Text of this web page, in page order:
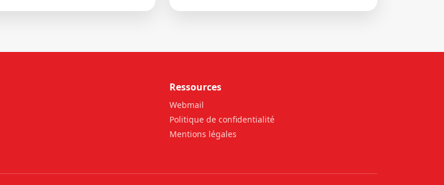
REPRESENTANT DES ETUDIANTS DE
Ressources
Webmail
Politique de confidentialité
Mentions légales